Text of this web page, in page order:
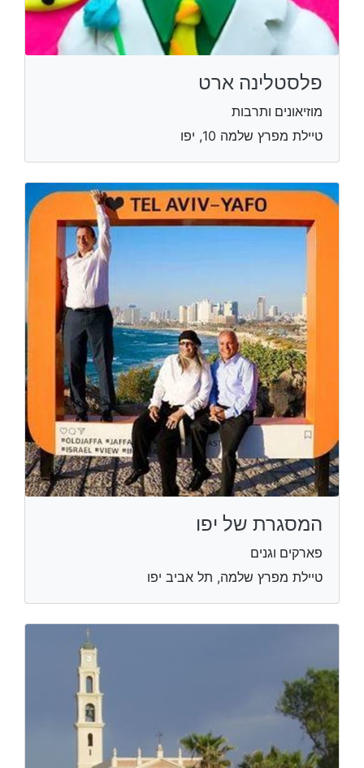
פלסטלינה ארט
מוזיאונים ותרבות
טיילת מפרץ שלמה 10, יפו
המסגרת של יפו
פארקים וגנים
טיילת מפרץ שלמה, תל אביב יפו